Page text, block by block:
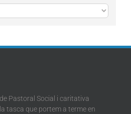
Pastoral Social i caritativa
tasca que portem a terme en